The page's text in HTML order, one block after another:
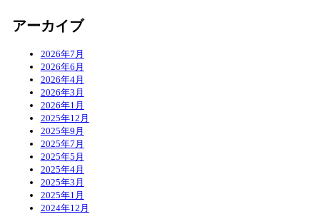
アーカイブ
2026年7月
2026年6月
2026年4月
2026年3月
2026年1月
2025年12月
2025年9月
2025年7月
2025年5月
2025年4月
2025年3月
2025年1月
2024年12月